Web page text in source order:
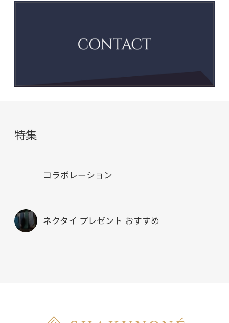
特集
コラボレーション
ネクタイ プレゼント おすすめ